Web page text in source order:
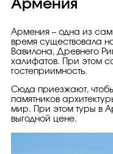
Армения
Армения – одна из
время существовала
Вавилона, Древнего
халифатов. При этом
гостеприимность.
Сюда приезжают,
памятников
мир. При этом туры в
выгодной цене.